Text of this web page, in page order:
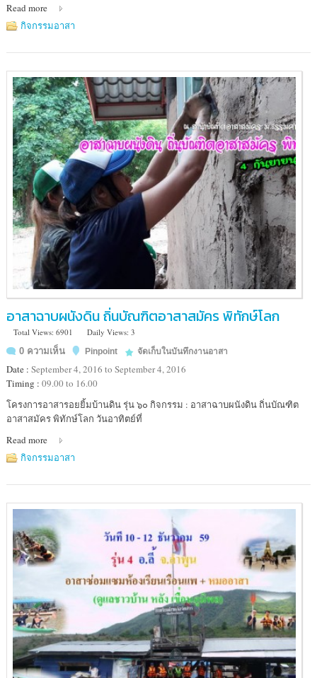
สอง
แคว
Read more
กิจกรรมอาสา
อาสาฉาบผนังดิน ถิ่นบัณฑิตอาสาสมัคร พิทักษ์โลก
Total Views: 6901
Daily Views: 3
0 ความเห็น
Pinpoint จัดเก็บในบันทึกงานอาสา
Date : September 4, 2016 to September 4, 2016
Timing : 09.00 to 16.00
Location
:
พัฒน
ศาสตร์
อึ๊ง
ภากร
บัณฑิต
อาสา
สมัคร)
ม.ธรรมศาสตร์
โครงการอาสารอยยิ้มบ้านดิน รุ่น ๖๐ กิจกรรม : อาสาฉาบผนังดิน ถิ่นบัณฑิต
อาสาสมัคร พิทักษ์โลก วันอาทิตย์ที่
Read more
กิจกรรมอาสา